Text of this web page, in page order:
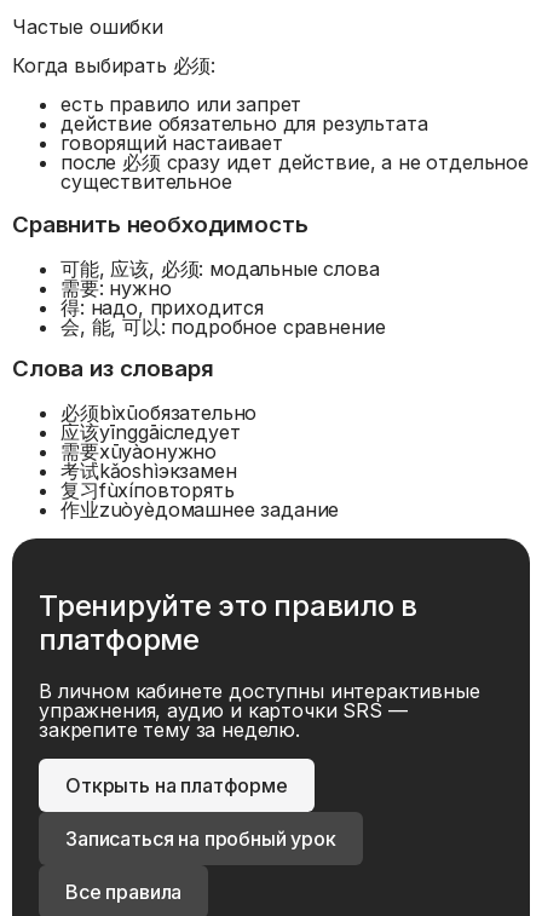
Частые ошибки
Когда выбирать 必须:
есть правило или запрет
действие обязательно для результата
говорящий настаивает
после 必须 сразу идет действие, а не отдельное
существительное
Сравнить необходимость
可能, 应该, 必须: модальные слова
需要: нужно
得: надо, приходится
会, 能, 可以: подробное сравнение
Слова из словаря
必须bìxūобязательно
应该yīnggāiследует
需要xūyàoнужно
考试kǎoshìэкзамен
复习fùxíповторять
作业zuòyèдомашнее задание
Тренируйте это правило в
платформе
В личном кабинете доступны интерактивные
упражнения, аудио и карточки SRS —
закрепите тему за неделю.
Открыть на платформе
Записаться на пробный урок
Все правила